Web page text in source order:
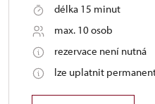
délka 15 minut
max. 10 osob
rezervace není nutná
lze uplatnit